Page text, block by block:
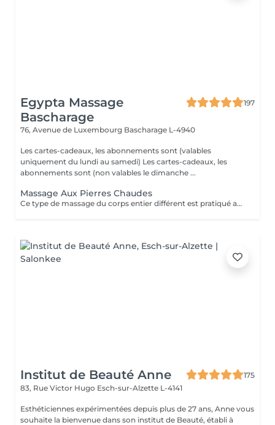
Egypta Massage
Bascharage
197
76, Avenue de Luxembourg Bascharage L-4940
Les cartes-cadeaux, les abonnements sont (valables
uniquement du lundi au samedi) Les cartes-cadeaux, les
abonnements sont (non valables le dimanche ...
Massage Aux Pierres Chaudes
Ce type de massage du corps entier différent est pratiqué avec des pierres volcaniques chaudes et les mains. Il améliore la circulation sanguine, régule la pression sanguine et procure une fabuleuse détente. Ce type de massage ramène la paix à votre âme
Institut de Beauté Anne
175
83, Rue Victor Hugo Esch-sur-Alzette L-4141
Esthéticiennes expérimentées depuis plus de 27 ans, Anne vous
souhaite la bienvenue dans son institut de Beauté, établi à